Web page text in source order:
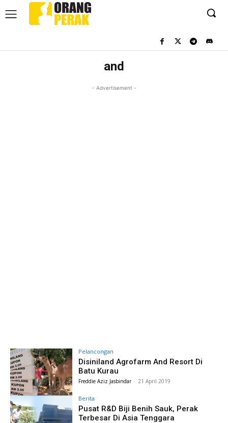
and
- Advertisement -
Pelancongan
Disiniland Agrofarm And Resort Di
Batu Kurau
Freddie Aziz Jasbindar - 21 April 2019
Berita
Pusat R&D Biji Benih Sauk, Perak
Terbesar Di Asia Tenggara